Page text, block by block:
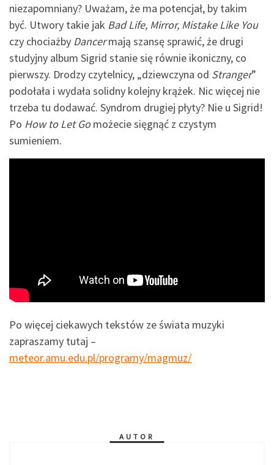
niezapomniany? Uważam, że ma potencjał, by takim
być. Utwory takie jak Bad Life, Mirror, Mistake Like You
czy chociażby Dancermają szansę sprawić, że drugi
studyjny album Sigrid stanie się równie ikoniczny, co
pierwszy. Drodzy czytelnicy, „dziewczyna od Stranger”
podołała i wydała solidny kolejny krążek. Nic więcej nie
trzeba tu dodawać. Syndrom drugiej płyty? Nie u Sigrid!
Po How to Let Gomożecie sięgnąć z czystym
sumieniem.
Po więcej ciekawych tekstów ze świata muzyki
zapraszamy tutaj –
meteor.amu.edu.pl/programy/magmuz/
AUTOR